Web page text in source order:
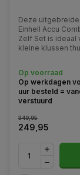
Deze
Einhell Accu
Zelf Set is ideaal
kleine klussen
je alles bij de
de Power X-
werk je draadloos
Op voorraad
Op werkdagen
uur besteld =
verstuurd
349,95
249,95